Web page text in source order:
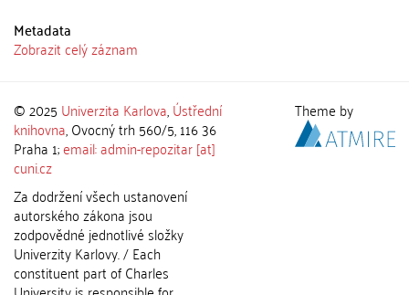
Metadata
Zobrazit celý záznam
© 2025 Univerzita Karlova,Ústřední
knihovna, Ovocný trh 560/5, 116 36
Praha 1;email: admin-repozitar [at]
cuni.cz
Za dodržení všech ustanovení
autorského zákona jsou
zodpovědné jednotlivé složky
Univerzity Karlovy. / Each
constituent part of Charles
Theme by